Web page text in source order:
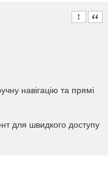
Report
навігацію та прямі
для швидкого доступу